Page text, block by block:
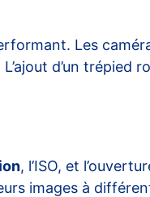
Les
d’un trépied
, l’ISO, et
images à